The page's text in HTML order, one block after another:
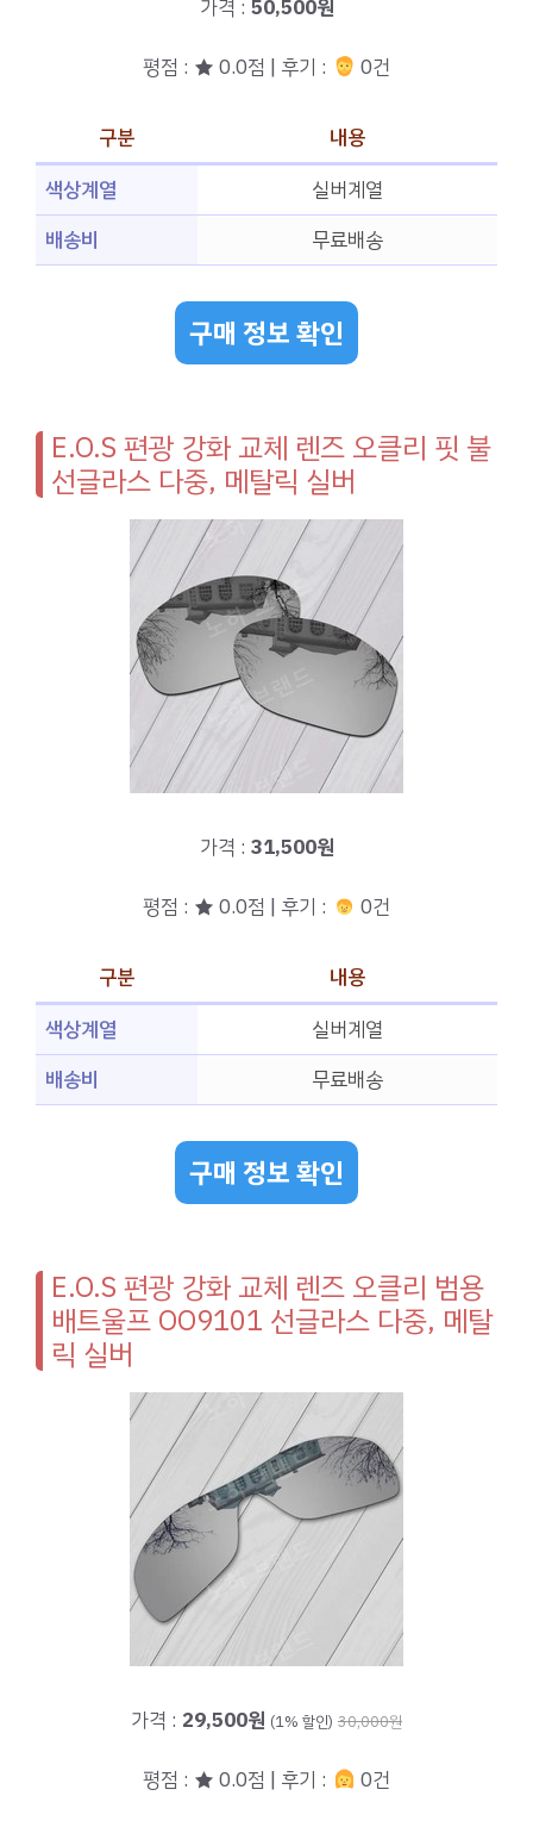
가격 : 50,500원
평점 : ★ 0.0점 | 후기 : 0건
구분
내용
색상계열
실버계열
배송비
무료배송
구매 정보 확인
E.O.S 편광 강화 교체 렌즈 오클리 핏 불
선글라스 다중, 메탈릭 실버
가격 : 31,500원
평점 : ★ 0.0점 | 후기 : 0건
구분
내용
색상계열
실버계열
배송비
무료배송
구매 정보 확인
E.O.S 편광 강화 교체 렌즈 오클리 범용
배트울프 OO9101 선글라스 다중, 메탈
릭 실버
가격 : 29,500원 (1% 할인) 30,000원
평점 : ★ 0.0점 | 후기 : 0건